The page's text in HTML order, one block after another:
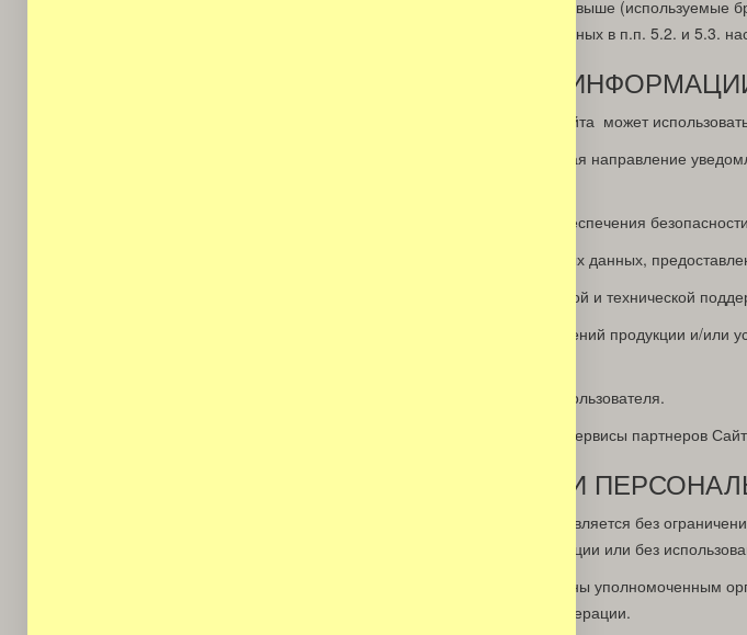
3.4. Любая иная персональная информация не оговоренная выше
нераспространению, за исключением случаев, предусмотренных в п.п. 5.2. и 5.3.
4. ЦЕЛИ СБОРА ПЕРСОНАЛЬНОЙ
4.1. Персональные данные Пользователя Администрация сайта может
4.1.1. Установления с Пользователем обратной связи, включая направление
4.1.2. Определения места нахождения Пользователя для обеспечения
4.1.3. Подтверждения достоверности и полноты персональных данных,
4.1.4. Предоставления Пользователю эффективной клиентской и технической
4.1.5. Предоставления Пользователю с его согласия, обновлений продукции и/
4.1.6. Осуществления рекламной деятельности с согласия Пользователя.
4.1.7. Предоставления доступа Пользователю на сайты или сервисы партнеров
5. СПОСОБЫ И СРОКИ ОБРАБОТКИ
5.1. Обработка персональных данных Пользователя осуществляется без
персональных данных с использованием средств автоматизации или без
5.2. Персональные данные Пользователя могут быть переданы уполномоченным
порядке, установленным законодательством Российской Федерации.